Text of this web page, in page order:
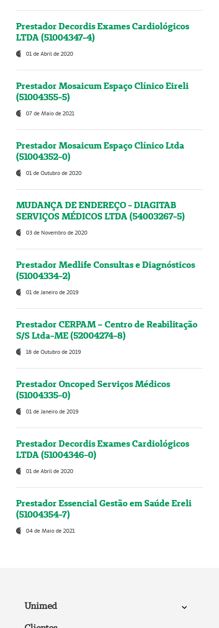
Prestador Decordis Exames Cardiológicos
LTDA (51004347-4)
01 de Abril de 2020
Prestador Mosaicum Espaço Clínico Eireli
(51004355-5)
07 de Maio de 2021
Prestador Mosaicum Espaço Clínico Ltda
(51004352-0)
01 de Outubro de 2020
MUDANÇA DE ENDEREÇO - DIAGITAB
SERVIÇOS MÉDICOS LTDA (54003267-5)
03 de Novembro de 2020
Prestador Medlife Consultas e Diagnósticos
(51004334-2)
01 de Janeiro de 2019
Prestador CERPAM – Centro de Reabilitação
S/S Ltda-ME (52004274-8)
18 de Outubro de 2019
Prestador Oncoped Serviços Médicos
(51004335-0)
01 de Janeiro de 2019
Prestador Decordis Exames Cardiológicos
LTDA (51004346-0)
01 de Abril de 2020
Prestador Essencial Gestão em Saúde Ereli
(51004354-7)
04 de Maio de 2021
Unimed